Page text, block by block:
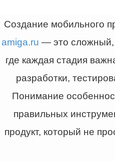
Создание мобильного
amiga.ru — это сложный,
где каждая стадия
разработки,
Понимание
правильных
продукт, который не